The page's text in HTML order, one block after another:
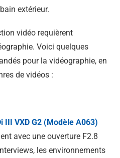
vidéo requièrent
Voici quelques
pour la vidéographie, en
de vidéos :
III VXD G2 (Modèle A063)
avec une ouverture F2.8
les environnements